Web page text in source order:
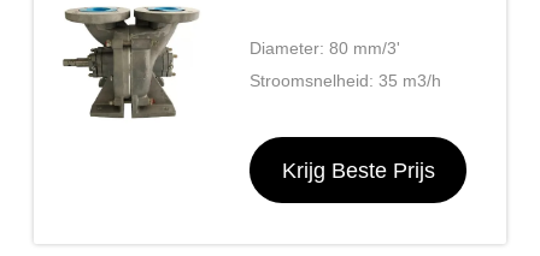
Diameter: 80 mm/3'
Stroomsnelheid: 35 m3/h
Krijg Beste Prijs